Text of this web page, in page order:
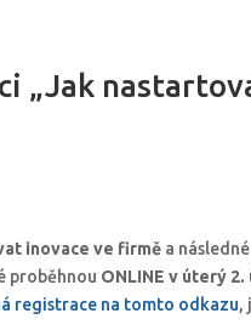
„Jak
inovace ve firměa následné
proběhnou ONLINE v úterý 2.
registrace na tomto odkazu,